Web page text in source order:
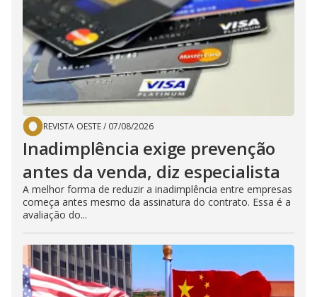
REVISTA OESTE/ 07/08/2026
Inadimplência exige prevenção
antes da venda, diz especialista
A melhor forma de reduzir a inadimplência entre empresas
começa antes mesmo da assinatura do contrato. Essa é a
avaliação do...